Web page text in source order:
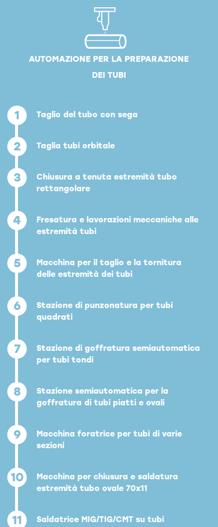
AUTOMAZIONE PER LA PREPARAZIONE
DEI TUBI
1 Taglio del tubo con sega
2 Taglia tubi orbitale
3
Chiusura a tenuta estremità tubo
rettangolare
4
Fresatura e lavorazioni meccaniche alle
estremità tubi
5
Macchina per il taglio e la tornitura
delle estremità dei tubi
6
Stazione di punzonatura per tubi
quadrati
7
Stazione di goffratura semiautomatica
per tubi tondi
8
Stazione semiautomatica per la
goffratura di tubi piatti e ovali
9
Macchina foratrice per tubi di varie
sezioni
10
Macchina per chiusura e saldatura
estremità tubo ovale 70x11
11 Saldatrice MIG/TIG/CMT su tubi